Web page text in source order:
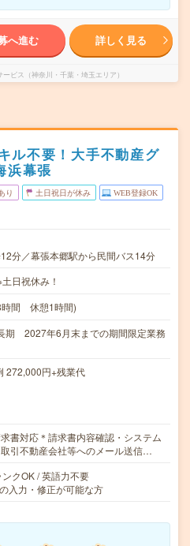
へ進む 詳しく見る
ビス（神奈川・千葉・埼玉エリア）
不要！大手不動産グ
浜幕張
り 土日祝日が休み WEB登録OK
分／幕張本郷駅から民間バス14分
日祝休み！
時間 休憩1時間)
期 2027年6月末までの期間限定業務
円+残業代
書対応＊請求書内容確認・システム
引不動産会社等へのメール送信…
クOK / 英語力不要
入力・修正が可能な方